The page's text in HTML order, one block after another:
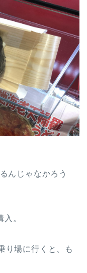
んじゃなかろう
。
り場に行くと、も